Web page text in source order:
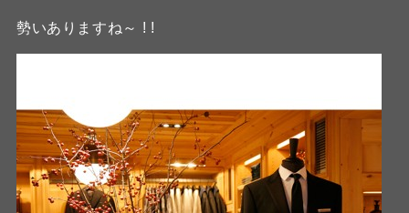
勢いありますね～ ! !